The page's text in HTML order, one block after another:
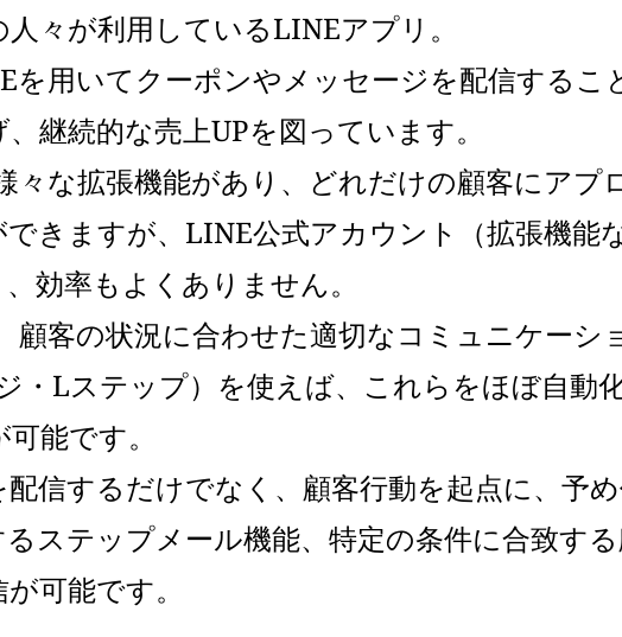
々が利用しているLINEアプリ。
を用いてクーポンやメッセージを配信するこ
継続的な売上UPを図っています。
々な拡張機能があり、どれだけの顧客にアプ
きますが、LINE公式アカウント（拡張機能
効率もよくありません。
顧客の状況に合わせた適切なコミュニケーシ
・Lステップ）を使えば、これらをほぼ自動
能です。
信するだけでなく、顧客行動を起点に、予
ステップメール機能、特定の条件に合致す
可能です。